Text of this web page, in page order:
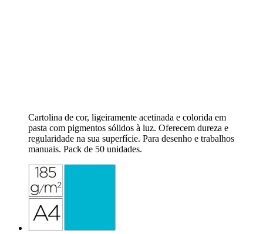
Cartolina de cor, ligeiramente acetinada e colorida em
pasta com pigmentos sólidos à luz. Oferecem dureza e
regularidade na sua superfície. Para desenho e trabalhos
manuais. Pack de 50 unidades.